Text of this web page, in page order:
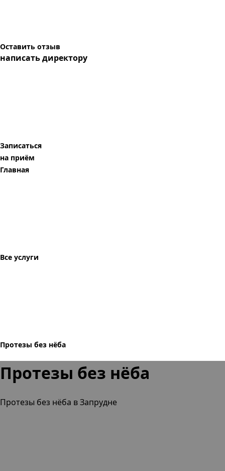
Оставить отзыв
написать директору
Записаться
на приём
Главная
Все услуги
Протезы без нёба
Протезы без нёба
Протезы без нёба в Запрудне